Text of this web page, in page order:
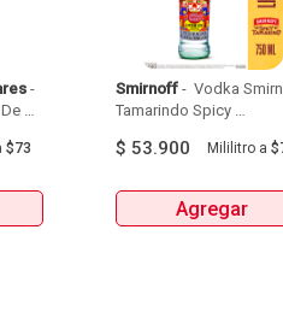
-
$73
Smirnoff - Vodka
Tamarindo Spicy
$ 53.900 Mililitro a
Agregar